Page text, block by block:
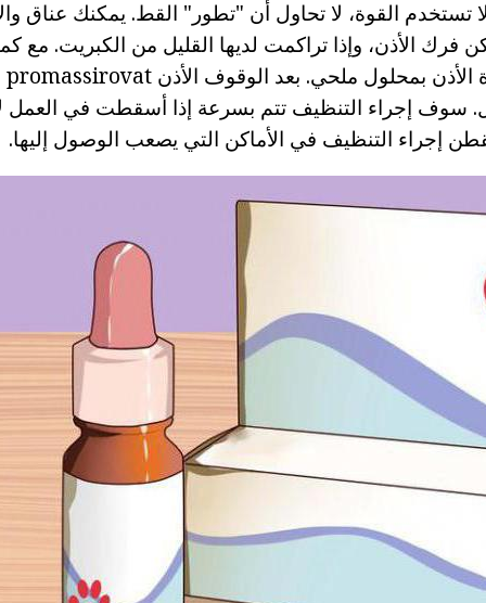
تستخدم القوة، لا تحاول أن "تطور" القط. يمكنك عناق
فرك الأذن، وإذا تراكمت لديها القليل من الكبريت. مع
سوف إجراء التنظيف تتم بسرعة إذا أسقطت في
إجراء التنظيف في الأماكن التي يصعب الوصول إليها.